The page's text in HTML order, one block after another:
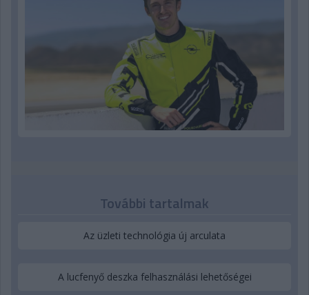
További tartalmak
Az üzleti technológia új arculata
A lucfenyő deszka felhasználási lehetőségei